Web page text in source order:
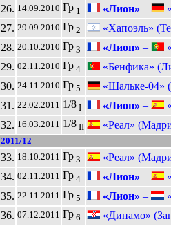
26. 14.09.2010 Гр 1 «Лион» –
27. 29.09.2010 Гр 2
«Хапоэль»
28. 20.10.2010 Гр 3 «Лион» –
29. 02.11.2010 Гр 4
«Бенфика»
30. 24.11.2010 Гр 5
«Шальке-04»
31. 22.02.2011 1/8 I «Лион» –
32. 16.03.2011 1/8 II «Реал»
2011/12
33. 18.10.2011 Гр 3
«Реал»
34. 02.11.2011 Гр 4 «Лион» –
35. 22.11.2011 Гр 5 «Лион» –
36. 07.12.2011 Гр 6 «Динамо»